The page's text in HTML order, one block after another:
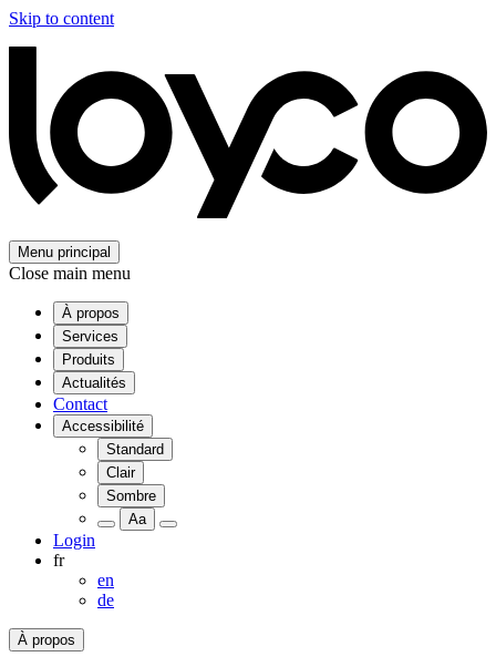
Skip to content
Menu principal
Close main menu
À propos
Services
Produits
Actualités
Contact
Accessibilité
Standard
Clair
Sombre
Aa
Login
fr
en
de
À propos